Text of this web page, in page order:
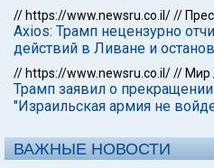
// https://www.newsru.co.il///
Axios: Трамп нецензурно
действий в Ливане и
// https://www.newsru.co.il/// Мир
Трамп заявил о
"Израильская армия не
ВАЖНЫЕ НОВОСТИ